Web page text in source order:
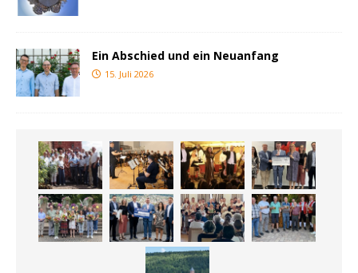
Ein Abschied und ein Neuanfang
15. Juli 2026